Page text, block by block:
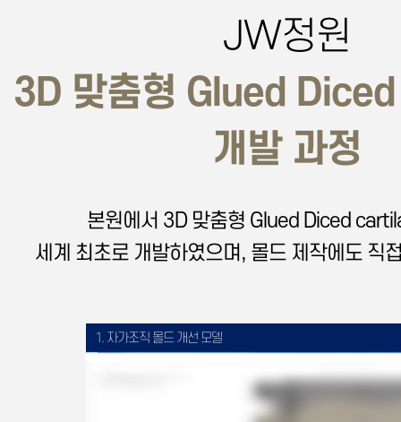
JW정원
3D 맞춤형 Glued
개발 과정
본원에서 3D 맞춤형 Glued Diced
세계 최초로 개발하였으며, 몰드 제작에도 직
1. 자가조직 몰드 개선 모델